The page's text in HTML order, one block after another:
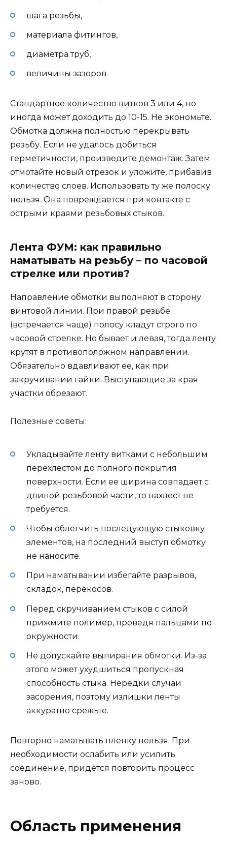
шага резьбы,
материала фитингов,
диаметра труб,
величины зазоров.
Стандартное количество витков 3 или 4, но
иногда может доходить до 10-15. Не экономьте.
Обмотка должна полностью перекрывать
резьбу. Если не удалось добиться
герметичности, произведите демонтаж. Затем
отмотайте новый отрезок и уложите, прибавив
количество слоев. Использовать ту же полоску
нельзя. Она повреждается при контакте с
острыми краями резьбовых стыков.
Лента ФУМ: как правильно
наматывать на резьбу – по часовой
стрелке или против?
Направление обмотки выполняют в сторону
винтовой линии. При правой резьбе
(встречается чаще) полосу кладут строго по
часовой стрелке. Но бывает и левая, тогда ленту
крутят в противоположном направлении.
Обязательно вдавливают ее, как при
закручивании гайки. Выступающие за края
участки обрезают.
Полезные советы:
Укладывайте ленту витками с небольшим
перехлестом до полного покрытия
поверхности. Если ее ширина совпадает с
длиной резьбовой части, то нахлест не
требуется.
Чтобы облегчить последующую стыковку
элементов, на последний выступ обмотку
не наносите.
При наматывании избегайте разрывов,
складок, перекосов.
Перед скручиванием стыков с силой
прижмите полимер, проведя пальцами по
окружности.
Не допускайте выпирания обмотки. Из-за
этого может ухудшиться пропускная
способность стыка. Нередки случаи
засорения, поэтому излишки ленты
аккуратно срежьте.
Повторно наматывать пленку нельзя. При
необходимости ослабить или усилить
соединение, придется повторить процесс
заново.
Область применения